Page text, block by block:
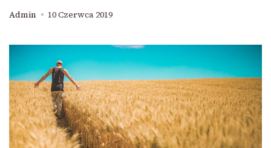
Admin 10 Czerwca 2019